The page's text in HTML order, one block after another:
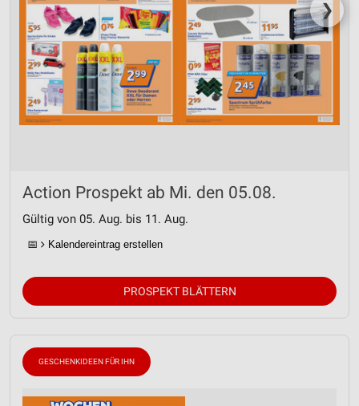
❯
Action Prospekt ab Mi. den 05.08.
Gültig von 05. Aug. bis 11. Aug.
📅 Kalendereintrag erstellen
PROSPEKT BLÄTTERN
GESCHENKIDEEN FÜR IHN